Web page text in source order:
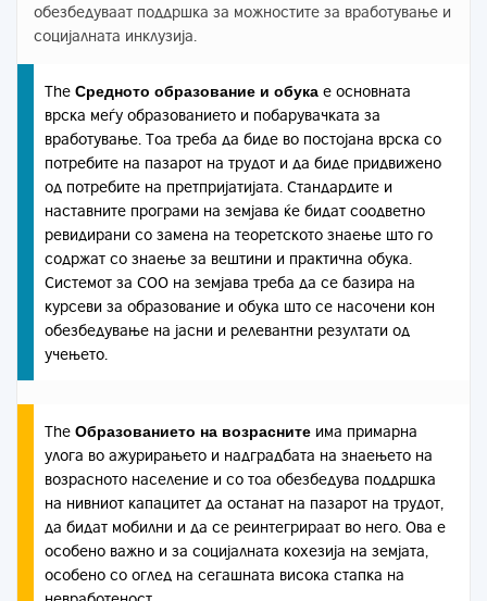
обезбедуваат поддршка за можностите за вработување и
социјалната инклузија.
The Средното образование и обука е основната
врска меѓу образованието и побарувачката за
вработување. Тоа треба да биде во постојана врска со
потребите на пазарот на трудот и да биде придвижено
од потребите на претпријатијата. Стандардите и
наставните програми на земјава ќе бидат соодветно
ревидирани со замена на теоретското знаење што го
содржат со знаење за вештини и практична обука.
Системот за СОО на земјава треба да се базира на
курсеви за образование и обука што се насочени кон
обезбедување на јасни и релевантни резултати од
учењето.
The Образованието на возрасните има примарна
улога во ажурирањето и надградбата на знаењето на
возрасното население и со тоа обезбедува поддршка
на нивниот капацитет да останат на пазарот на трудот,
да бидат мобилни и да се реинтегрираат во него. Ова е
особено важно и за социјалната кохезија на земјата,
особено со оглед на сегашната висока стапка на